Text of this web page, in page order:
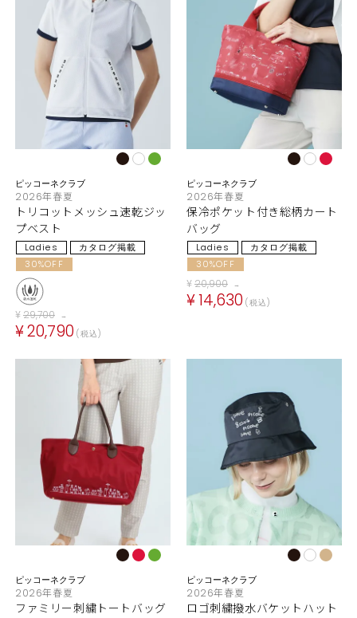
ピッコーネクラブ
2026年春夏
トリコットメッシュ速乾ジッ
プベスト
Ladies
カタログ掲載
30%OFF
¥29,700 →
¥20,790 税込
ピッコーネクラブ
2026年春夏
保冷ポケット付き総柄カート
バッグ
Ladies
カタログ掲載
30%OFF
¥20,900 →
¥14,630 税込
ピッコーネクラブ
2026年春夏
ファミリー刺繍トートバッグ
ピッコーネクラブ
2026年春夏
ロゴ刺繍撥水バケットハット